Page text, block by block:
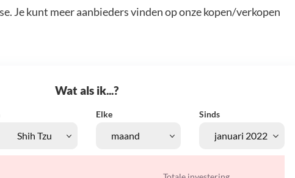
Je kunt meer aanbieders vinden op onze kopen/verkopen
Wat als ik...?
Elke Sinds